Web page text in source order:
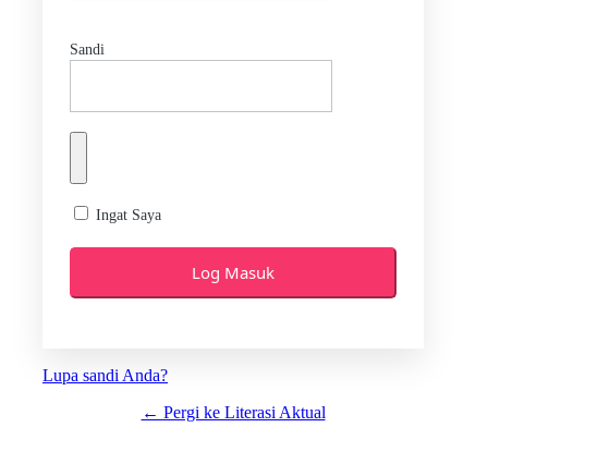
Sandi
Ingat Saya
Lupa sandi Anda?
← Pergi ke Literasi Aktual